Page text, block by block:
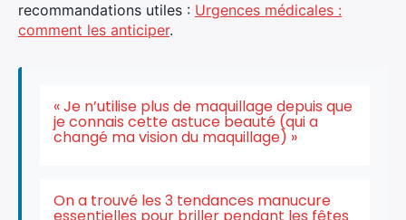
recommandations utiles : Urgences médicales :
comment les anticiper.
« Je n’utilise plus de maquillage depuis que
je connais cette astuce beauté (qui a
changé ma vision du maquillage) »
On a trouvé les 3 tendances manucure